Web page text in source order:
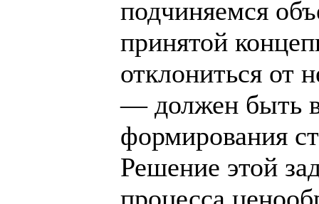
подчиняемся
принятой
отклониться от
— должен быть
формирования
Решение этой